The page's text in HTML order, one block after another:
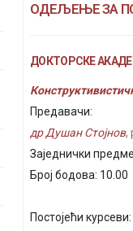
ОДЕЉЕЊЕ ЗА
ДОКТОРСКЕ
Предавачи:
др Душан Стојнов,
Заједнички
Број бодова: 10.00
Постојећи курсеви: